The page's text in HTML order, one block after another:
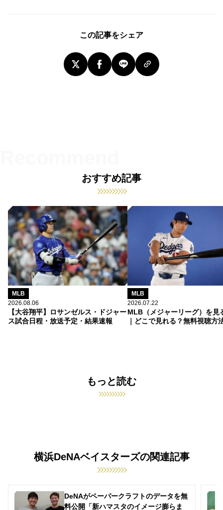
この記事をシェア
おすすめ記事
MLB
2026.08.06
【大谷翔平】ロサンゼルス・ドジャー
ス試合日程・放送予定・結果速報
MLB
2026.07.22
MLB（メジャーリーグ）を見
｜どこで見れる？無料視聴方
もっと読む
横浜DeNAベイスターズの関連記事
DeNAがペーパークラフトのデータを無
料公開「新ハマスタのイメージ膨らま